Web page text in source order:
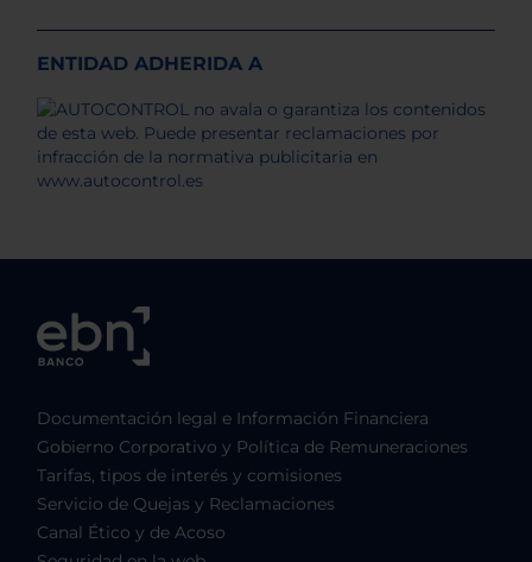
ENTIDAD ADHERIDA A
Documentación legal e Información Financiera
Gobierno Corporativo y Política de Remuneraciones
Tarifas, tipos de interés y comisiones
Servicio de Quejas y Reclamaciones
Canal Ético y de Acoso